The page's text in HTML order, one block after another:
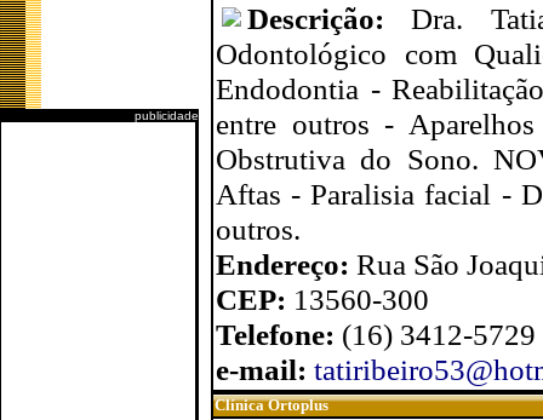
publicidade
Descrição:Dra.
Odontológico com
Endodontia -
entre outros -
Obstrutiva do Sono.
Aftas - Paralisia facial -
outros.
Endereço: Rua São
CEP: 13560-300
Telefone: (16) 3412-5729
e-mail:
Clínica Ortoplus